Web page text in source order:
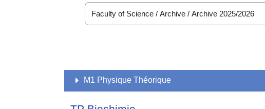
Course categories
M1 Physique Théorique